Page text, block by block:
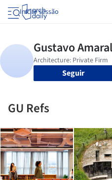
Iniciar sessão
Seguir
GU Refs